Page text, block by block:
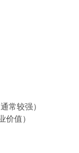
常较强）
价值）